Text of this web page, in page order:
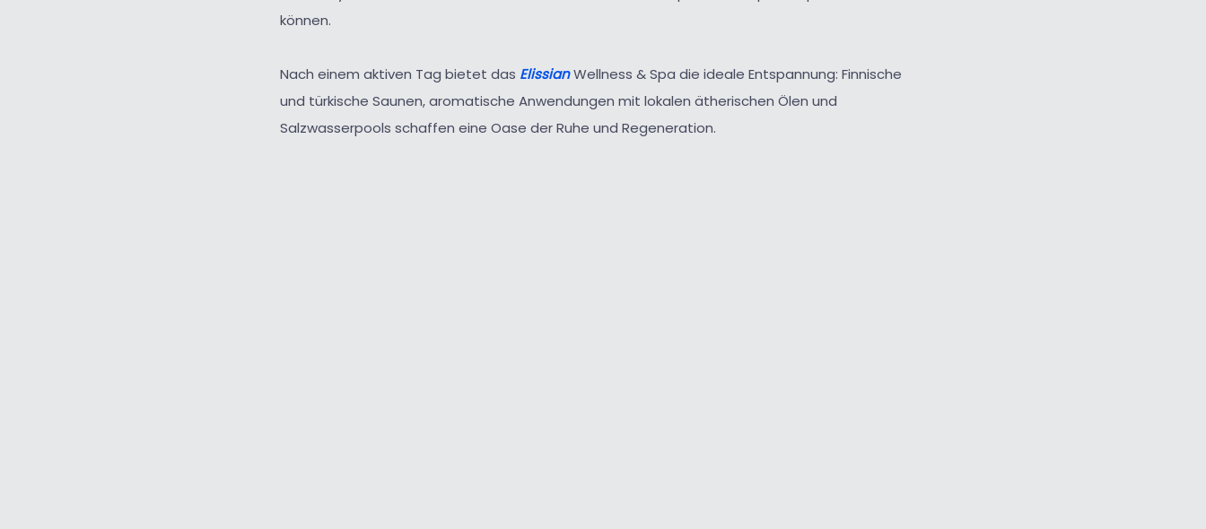
können.
Nach einem aktiven Tag bietet das ElissianWellness & Spa die ideale Entspannung: Finnische
und türkische Saunen, aromatische Anwendungen mit lokalen ätherischen Ölen und
Salzwasserpools schaffen eine Oase der Ruhe und Regeneration.